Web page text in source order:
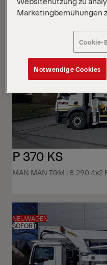
Mercedes Sprinter 315 CDI
SOFORT
P 370 KS
MAN MAN TGM 18.290 4x2
NEUWAGEN
SOFORT
Marketingbemühungen
Cookie-
Notwendige Cookies